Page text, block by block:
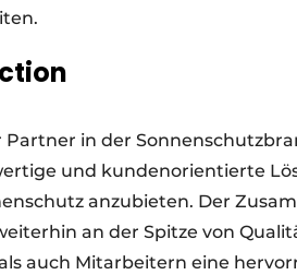
Partner in der
und kundenorientierte
anzubieten. Der
an der Spitze von
auch Mitarbeitern eine